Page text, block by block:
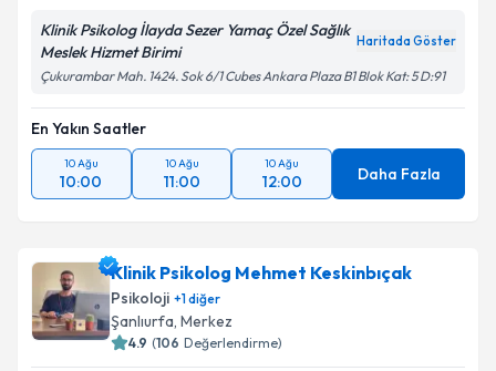
Klinik Psikolog İlayda Sezer Yamaç Özel Sağlık
Meslek Hizmet Birimi
Haritada Göster
Çukurambar Mah. 1424. Sok 6/1 Cubes Ankara Plaza B1 Blok Kat: 5 D:91
En Yakın Saatler
10 Ağu
10:00
10 Ağu
11:00
10 Ağu
12:00 Daha Fazla
Klinik Psikolog Mehmet Keskinbıçak
Psikoloji +1diğer
Şanlıurfa, Merkez
4.9 (106 Değerlendirme)